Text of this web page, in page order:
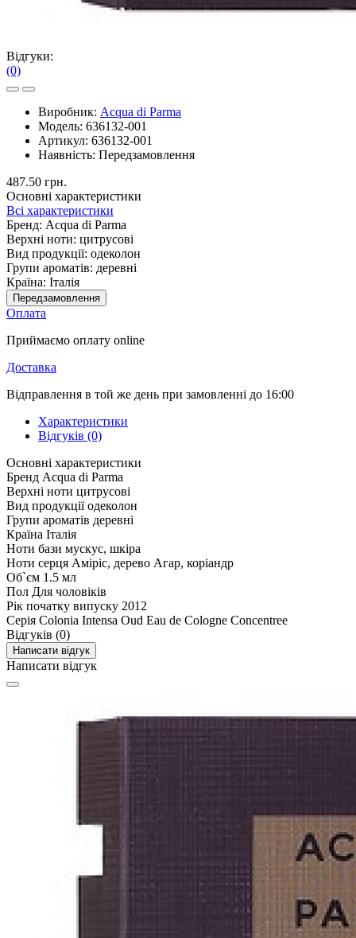
Відгуки:
(0)
Виробник: Acqua di Parma
Модель: 636132-001
Артикул: 636132-001
Наявність: Передзамовлення
487.50 грн.
Основні характеристики
Всі характеристики
Бренд: Acqua di Parma
Верхні ноти: цитрусові
Вид продукції: одеколон
Групи ароматів: деревні
Країна: Італія
Передзамовлення
Оплата
Приймаємо оплату online
Доставка
Відправлення в той же день при замовленні до 16:00
Характеристики
Відгуків (0)
Основні характеристики
Бренд Acqua di Parma
Верхні ноти цитрусові
Вид продукції одеколон
Групи ароматів деревні
Країна Італія
Ноти бази мускус, шкіра
Ноти серця Аміріс, дерево Агар, коріандр
Об`єм 1.5 мл
Пол Для чоловіків
Рік початку випуску 2012
Серія Colonia Intensa Oud Eau de Cologne Concentree
Відгуків (0)
Написати відгук
Написати відгук